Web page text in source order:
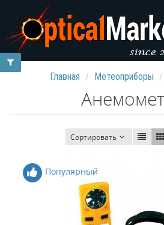
Главная Метеоприборы
Сортировать
Популярный